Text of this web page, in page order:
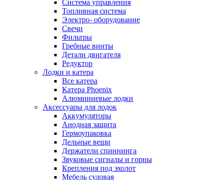
Система управления
Топливная система
Электро- оборудование
Свечи
Фильтры
Гребные винты
Детали двигателя
Редуктор
Лодки и катера
Все катера
Катера Phoenix
Алюминиевые лодки
Аксессуары для лодок
Аккумуляторы
Анодная защита
Гермоупаковка
Дельные вещи
Держатели спиннинга
Звуковые сигналы и горны
Крепления под эхолот
Мебель судовая